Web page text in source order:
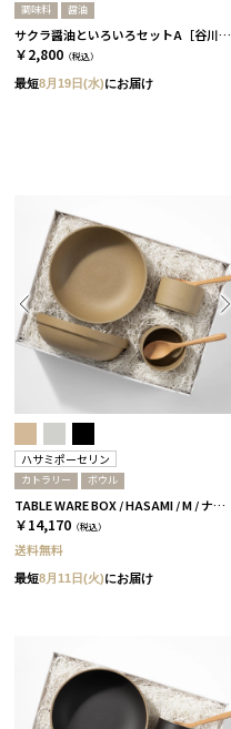
調味料 醤油
サクラ醤油といろいろセットA［谷川醸造］
￥2,800 （税込）
最短8月19日(水)にお届け
ハサミポーセリン
カトラリー ボウル
TABLE WARE BOX / HASAMI / M / ナチュラル［ハサミポーセリン］
￥14,170 （税込）
送料無料
最短8月11日(火)にお届け